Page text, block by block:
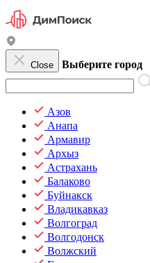
Close Выберите город
Азов
Анапа
Армавир
Архыз
Астрахань
Балаково
Буйнакск
Владикавказ
Волгоград
Волгодонск
Волжский